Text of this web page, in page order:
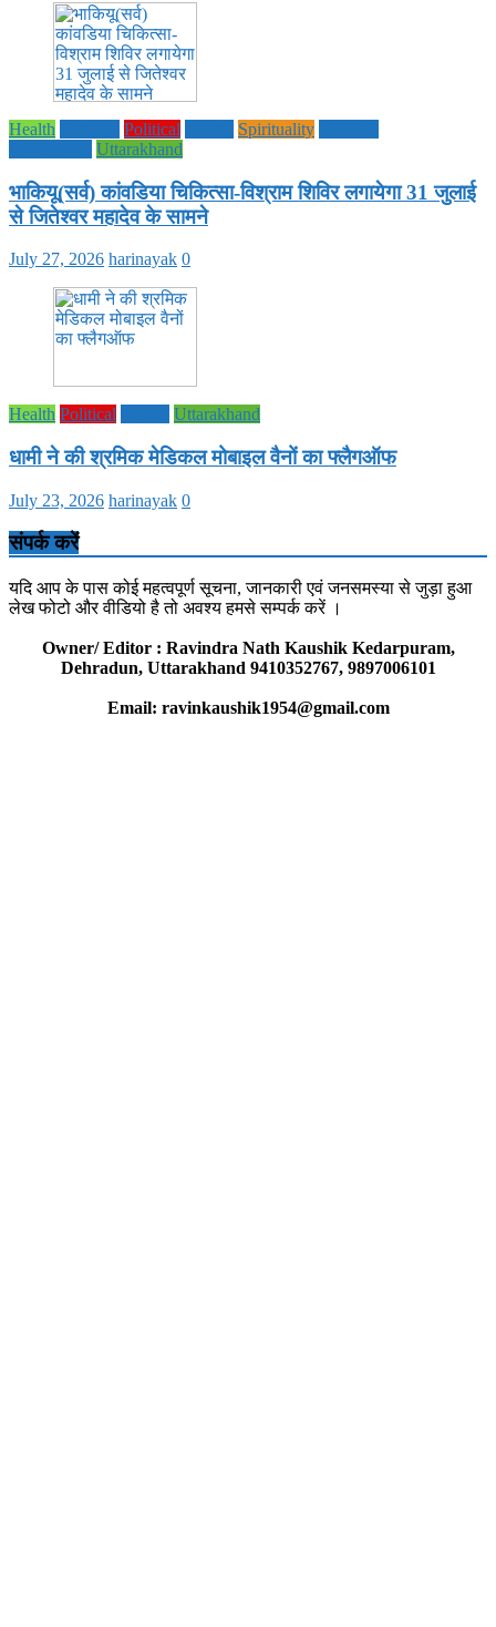
Health Political Spirituality
Uttarakhand
भाकियू(सर्व) कांवडिया चिकित्सा-विश्राम शिविर लगायेगा 31 जुलाई
से जितेश्वर महादेव के सामने
July 27, 2026 harinayak 0
Health Political Uttarakhand
धामी ने की श्रमिक मेडिकल मोबाइल वैनों का फ्लैगऑफ
July 23, 2026 harinayak 0
संपर्क करें
यदि आप के पास कोई महत्वपूर्ण सूचना, जानकारी एवं जनसमस्या से जुड़ा हुआ
लेख फोटो और वीडियो है तो अवश्य हमसे सम्पर्क करें ।
Owner/ Editor : Ravindra Nath Kaushik Kedarpuram,
Dehradun, Uttarakhand 9410352767, 9897006101
Email: ravinkaushik1954@gmail.com